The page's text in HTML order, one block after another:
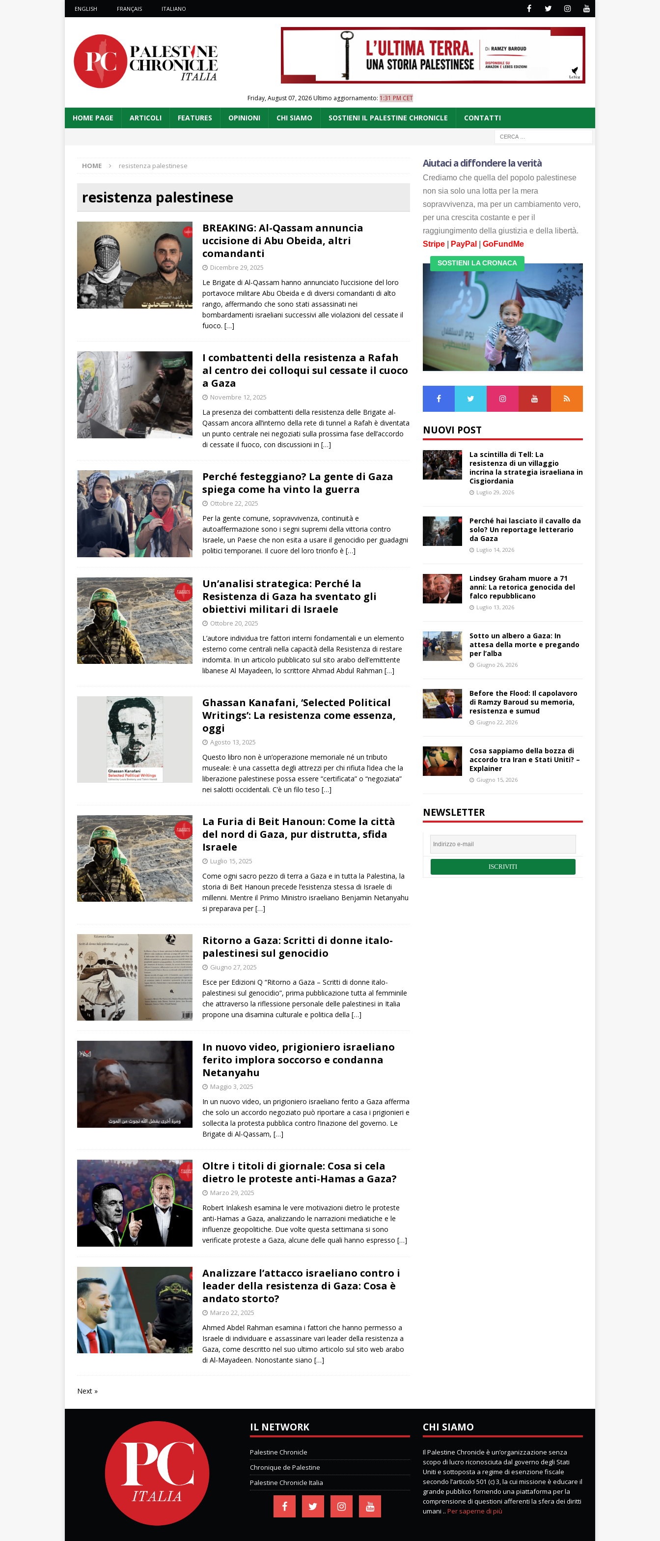
ENGLISH FRANÇAIS ITALIANO
Friday, August 07, 2026Ultimo aggiornamento: 1:31 PM CET
HOME PAGE ARTICOLI FEATURES OPINIONI CHI SIAMO SOSTIENI IL PALESTINE CHRONICLE CONTATTI
HOME resistenza palestinese
resistenza palestinese
BREAKING: Al-Qassam annuncia
uccisione di Abu Obeida, altri
comandanti
Dicembre 29, 2025
Le Brigate di Al-Qassam hanno annunciato l’uccisione del loro
portavoce militare Abu Obeida e di diversi comandanti di alto
rango, affermando che sono stati assassinati nei
bombardamenti israeliani successivi alle violazioni del cessate il
fuoco. […]
I combattenti della resistenza a Rafah
al centro dei colloqui sul cessate il cuoco
a Gaza
Novembre 12, 2025
La presenza dei combattenti della resistenza delle Brigate al-
Qassam ancora all’interno della rete di tunnel a Rafah è diventata
un punto centrale nei negoziati sulla prossima fase dell’accordo
di cessate il fuoco, con discussioni in […]
Perché festeggiano? La gente di Gaza
spiega come ha vinto la guerra
Ottobre 22, 2025
Per la gente comune, sopravvivenza, continuità e
autoaffermazione sono i segni supremi della vittoria contro
Israele, un Paese che non esita a usare il genocidio per guadagni
politici temporanei. Il cuore del loro trionfo è […]
Un’analisi strategica: Perché la
Resistenza di Gaza ha sventato gli
obiettivi militari di Israele
Ottobre 20, 2025
L’autore individua tre fattori interni fondamentali e un elemento
esterno come centrali nella capacità della Resistenza di restare
indomita. In un articolo pubblicato sul sito arabo dell’emittente
libanese Al Mayadeen, lo scrittore Ahmad Abdul Rahman […]
Ghassan Kanafani, ‘Selected Political
Writings’: La resistenza come essenza,
oggi
Agosto 13, 2025
Questo libro non è un’operazione memoriale né un tributo
museale: è una cassetta degli attrezzi per chi rifiuta l’idea che la
liberazione palestinese possa essere “certificata” o “negoziata”
nei salotti occidentali. C’è un filo teso […]
La Furia di Beit Hanoun: Come la città
del nord di Gaza, pur distrutta, sfida
Israele
Luglio 15, 2025
Come ogni sacro pezzo di terra a Gaza e in tutta la Palestina, la
storia di Beit Hanoun precede l’esistenza stessa di Israele di
millenni. Mentre il Primo Ministro israeliano Benjamin Netanyahu
si preparava per[…]
Ritorno a Gaza: Scritti di donne italo-
palestinesi sul genocidio
Giugno 27, 2025
Esce per Edizioni Q “Ritorno a Gaza – Scritti di donne italo-
palestinesi sul genocidio”, prima pubblicazione tutta al femminile
che attraverso la riflessione personale delle palestinesi in Italia
propone una disamina culturale e politica della […]
In nuovo video, prigioniero israeliano
ferito implora soccorso e condanna
Netanyahu
Maggio 3, 2025
In un nuovo video, un prigioniero israeliano ferito a Gaza afferma
che solo un accordo negoziato può riportare a casa i prigionieri e
sollecita la protesta pubblica contro l’inazione del governo. Le
Brigate di Al-Qassam, […]
Oltre i titoli di giornale: Cosa si cela
dietro le proteste anti-Hamas a Gaza?
Marzo 29, 2025
Robert Inlakesh esamina le vere motivazioni dietro le proteste
anti-Hamas a Gaza, analizzando le narrazioni mediatiche e le
influenze geopolitiche. Due volte questa settimana si sono
verificate proteste a Gaza, alcune delle quali hanno espresso […]
Analizzare l’attacco israeliano contro i
leader della resistenza di Gaza: Cosa è
andato storto?
Marzo 22, 2025
Ahmed Abdel Rahman esamina i fattori che hanno permesso a
Israele di individuare e assassinare vari leader della resistenza a
Gaza, come descritto nel suo ultimo articolo sul sito web arabo
di Al-Mayadeen. Nonostante siano […]
Next »
Aiutaci a diffondere la verità
Crediamo che quella del popolo palestinese
non sia solo una lotta per la mera
sopravvivenza, ma per un cambiamento vero,
per una crescita costante e per il
raggiungimento della giustizia e della libertà.
Stripe| PayPal GoFundMe
SOSTIENI LA CRONACA
NUOVI POST
La scintilla di Tell: La
resistenza di un villaggio
incrina la strategia israeliana in
Cisgiordania
Luglio 29, 2026
Perché hai lasciato il cavallo da
solo? Un reportage letterario
da Gaza
Luglio 14, 2026
Lindsey Graham muore a 71
anni: La retorica genocida del
falco repubblicano
Luglio 13, 2026
Sotto un albero a Gaza: In
attesa della morte e pregando
per l’alba
Giugno 26, 2026
Before the Flood: Il capolavoro
di Ramzy Baroud su memoria,
resistenza e sumud
Giugno 22, 2026
Cosa sappiamo della bozza di
accordo tra Iran e Stati Uniti? –
Explainer
Giugno 15, 2026
NEWSLETTER
IL NETWORK
Palestine Chronicle
Chronique de Palestine
Palestine Chronicle Italia
CHI SIAMO
Il Palestine Chronicle è un’organizzazione senza
scopo di lucro riconosciuta dal governo degli Stati
Uniti e sottoposta a regime di esenzione fiscale
secondo l’articolo 501 (c) 3, la cui missione è educare il
grande pubblico fornendo una piattaforma per la
comprensione di questioni afferenti la sfera dei diritti
umani .. Per saperne di più